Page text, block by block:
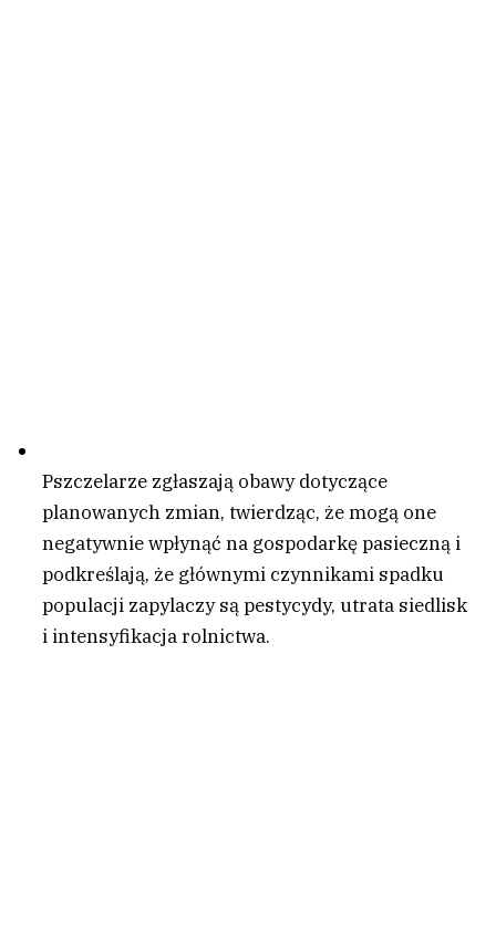
Pszczelarze zgłaszają obawy dotyczące
planowanych zmian, twierdząc, że mogą one
negatywnie wpłynąć na gospodarkę pasieczną i
podkreślają, że głównymi czynnikami spadku
populacji zapylaczy są pestycydy, utrata siedlisk
i intensyfikacja rolnictwa.